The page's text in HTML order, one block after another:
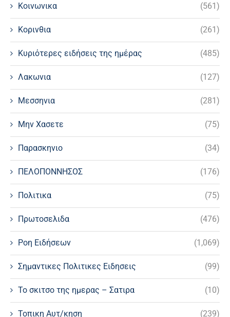
Κοινωνικα (561)
Κορινθια (261)
Κυριότερες ειδήσεις της ημέρας (485)
Λακωνια (127)
Μεσσηνια (281)
Μην Χασετε (75)
Παρασκηνιο (34)
ΠΕΛΟΠΟΝΝΗΣΟΣ (176)
Πολιτικα (75)
Πρωτοσελιδα (476)
Ροη Ειδήσεων (1,069)
Σημαντικες Πολιτικες Ειδησεις (99)
Το σκιτσο της ημερας – Σατιρα (10)
Τοπικη Αυτ/κηση (239)